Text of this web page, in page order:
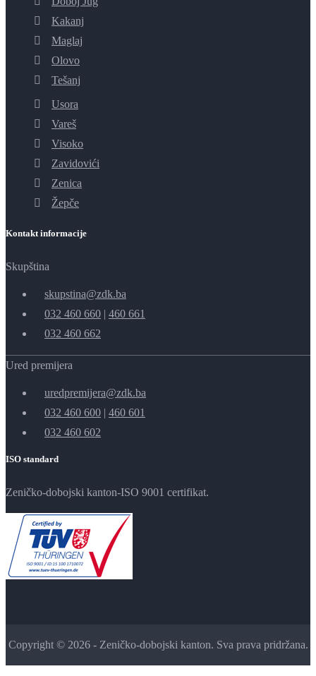
Kakanj
Maglaj
Olovo
Tešanj
Usora
Vareš
Visoko
Zavidovići
Zenica
Žepče
Kontakt informacije
Skupština
skupstina@zdk.ba
032 460 660 | 460 661
032 460 662
Ured premijera
uredpremijera@zdk.ba
032 460 600 | 460 601
032 460 602
ISO standard
Zeničko-dobojski kanton-ISO 9001 certifikat.
Copyright © 2026 - Zeničko-dobojski kanton. Sva prava pridržana.